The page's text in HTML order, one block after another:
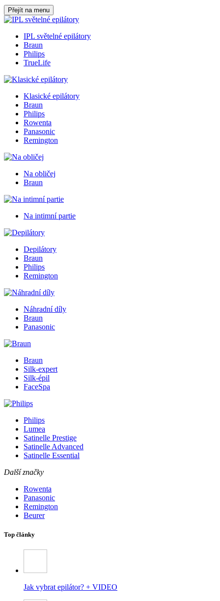
Přejít na menu
IPL světelné epilátory
Braun
Philips
TrueLife
Klasické epilátory
Braun
Philips
Rowenta
Panasonic
Remington
Na obličej
Braun
Na intimní partie
Depilátory
Braun
Philips
Remington
Náhradní díly
Braun
Panasonic
Braun
Silk-expert
Silk-épil
FaceSpa
Philips
Lumea
Satinelle Prestige
Satinelle Advanced
Satinelle Essential
Další značky
Rowenta
Panasonic
Remington
Beurer
Top články
Jak vybrat epilátor? + VIDEO